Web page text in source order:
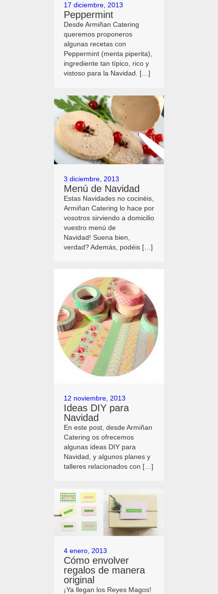
17 diciembre, 2013
Peppermint
Desde Armiñan Catering
queremos proponeros
algunas recetas con
Peppermint (menta piperita),
ingrediente tan típico, rico y
vistoso para la Navidad. […]
3 diciembre, 2013
Menú de Navidad
Estas Navidades no cocinéis,
Armiñan Catering lo hace por
vosotros sirviendo a domicilio
vuestro menú de
Navidad! Suena bien,
verdad? Además, podéis […]
12 noviembre, 2013
Ideas DIY para
Navidad
En este post, desde Armiñan
Catering os ofrecemos
algunas ideas DIY para
Navidad, y algunos planes y
talleres relacionados con […]
4 enero, 2013
Cómo envolver
regalos de manera
original
¡Ya llegan los Reyes Magos!